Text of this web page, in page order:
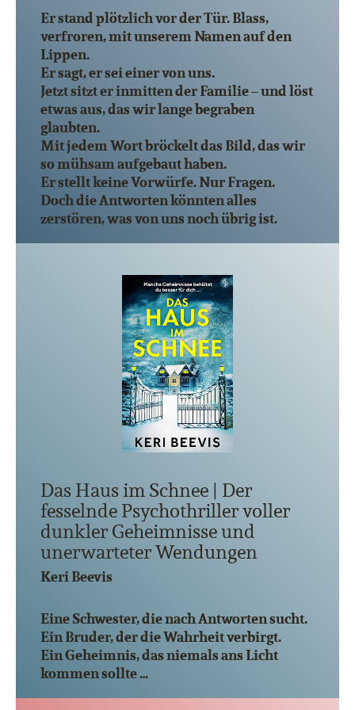
Er stand plötzlich vor der Tür. Blass,
verfroren, mit unserem Namen auf den
Lippen.
Er sagt, er sei einer von uns.
Jetzt sitzt er inmitten der Familie – und löst
etwas aus, das wir lange begraben
glaubten.
Mit jedem Wort bröckelt das Bild, das wir
so mühsam aufgebaut haben.
Er stellt keine Vorwürfe. Nur Fragen.
Doch die Antworten könnten alles
zerstören, was von uns noch übrig ist.
Das Haus im Schnee | Der
fesselnde Psychothriller voller
dunkler Geheimnisse und
unerwarteter Wendungen
Keri Beevis
Eine Schwester, die nach Antworten sucht.
Ein Bruder, der die Wahrheit verbirgt.
Ein Geheimnis, das niemals ans Licht
kommen sollte …